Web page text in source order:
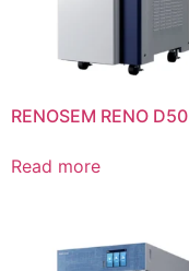
RENOSEM RENO D50
Read more